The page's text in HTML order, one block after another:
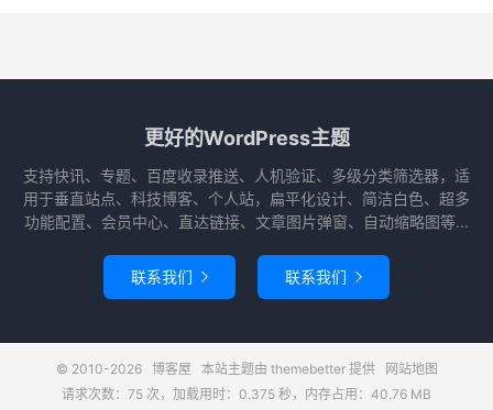
更好的WordPress主题
支持快讯、专题、百度收录推送、人机验证、多级分类筛选器，适
用于垂直站点、科技博客、个人站，扁平化设计、简洁白色、超多
功能配置、会员中心、直达链接、文章图片弹窗、自动缩略图等...
联系我们  联系我们 
© 2010-2026 博客屋 本站主题由 themebetter提供
网站地图
请求次数：75 次，加载用时：0.375 秒，内存占用：40.76 MB